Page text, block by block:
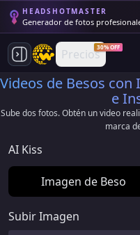
HEADSHOTMASTER
Generador de fotos
Precios30% OFF
Videos de Besos
e
Sube dos fotos. Obtén un video
marca
AI Kiss
Imagen de Beso
Subir Imagen